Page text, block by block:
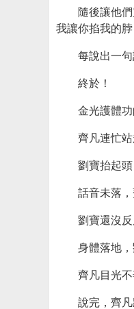
隨後讓他
我讓你掐我的
每說出一
終於！
金光護體
齊凡連忙
劉寶抬起
話音未落
劉寶還沒
身體落地
齊凡目光
說完，齊